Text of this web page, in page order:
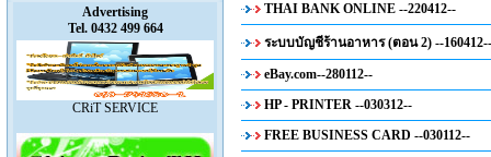
Advertising
Tel. 0432 499 664
CRiT SERVICE
THAI BANK ONLINE --220412--
ระบบบัญชีร้านอาหาร (ตอน 2) --160412--
eBay.com--280112--
HP - PRINTER --030312--
FREE BUSINESS CARD --030112--